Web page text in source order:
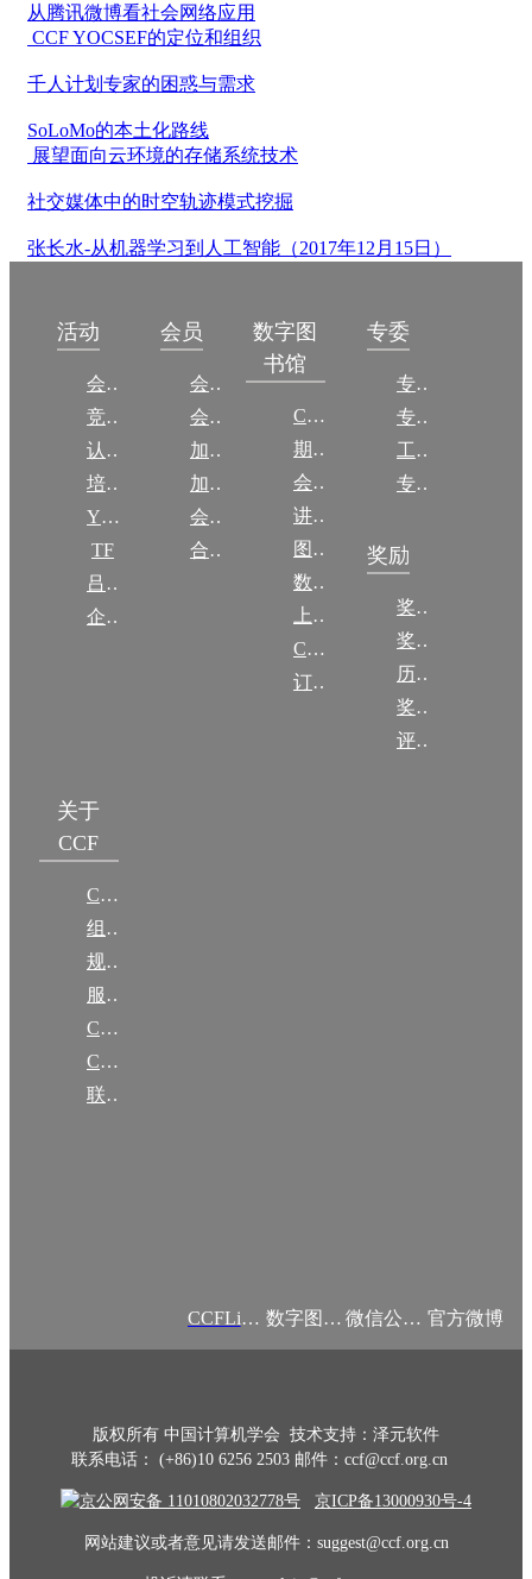
从腾讯微博看社会网络应用
CCF YOCSEF的定位和组织
千人计划专家的困惑与需求
SoLoMo的本土化路线
展望面向云环境的存储系统技术
社交媒体中的时空轨迹模式挖掘
张长水-从机器学习到人工智能（2017年12月15日）
活动
会议
竞赛
认证
培训
YOCSEF
TF
吕梁振兴
企智会
会员
会员简介
会员权益
加入CCF
加入CCF
会员交费
合作伙伴
数字图
书馆
CCCF
期刊
会议
讲稿
图集
数图编审委员会
上传/发布作品
CCF DL Focus
订阅《计算》
专委
专委简介
专委条例
工作问答
专委名单
奖励
奖励动态
奖励目录
历年获奖名单
奖项推荐
评奖条例
关于
CCF
CCF简介
组织机构
规章
服务项目
CCF大事记
CCF创建60周年
联系我们
CCFLink APP 数字图书馆 微信公众号 官方微博
版权所有 中国计算机学会 技术支持：泽元软件
联系电话： (+86)10 6256 2503 邮件：ccf@ccf.org.cn
京公网安备 11010802032778号 京ICP备13000930号-4
网站建议或者意见请发送邮件：suggest@ccf.org.cn